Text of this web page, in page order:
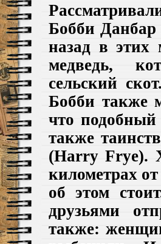
Бобби Данбар
назад в этих
медведь,
сельский
Бобби также
что подобный
также
(Harry Frye).
километрах
об этом
друзьями
также: